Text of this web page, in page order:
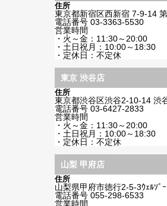
住所
東京都新宿区西新宿 7-9-14
電話番号 03-3363-5530
営業時間
・火～金：11:30～20:00
・土日祝月：10:00～18:30
・定休日：不定休
東京 渋谷店
住所
東京都渋谷区渋谷2-10-14 渋
電話番号 03-6427-2833
営業時間
・火～金：11:30～20:00
・土日祝月：10:00～18:30
・定休日：不定休
山梨 甲府店
住所
山梨県甲府市徳行2-5-3ｳｪﾙｿﾞ
電話番号 055-298-6533
営業時間